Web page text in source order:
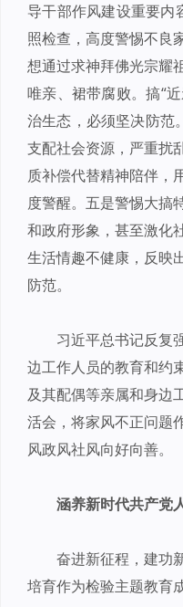
导干部作风建设重要内
照检查，高度警惕不良
想通过求神拜佛光宗耀
唯亲、裙带腐败。搞“
治生态，必须坚决防范
支配社会资源，严重扰
质补偿代替精神陪伴，
度警醒。五是警惕大搞
和政府形象，甚至激化
生活情趣不健康，反映
防范。
习近平总书记反复
边工作人员的教育和约
及其配偶等亲属和身边
活会，将家风不正问题
风政风社风向好向善。
涵养新时代共产党
奋进新征程，建功
培育作为检验主题教育